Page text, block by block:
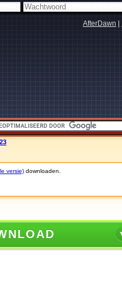
AfterDawn
versie) downloaden.